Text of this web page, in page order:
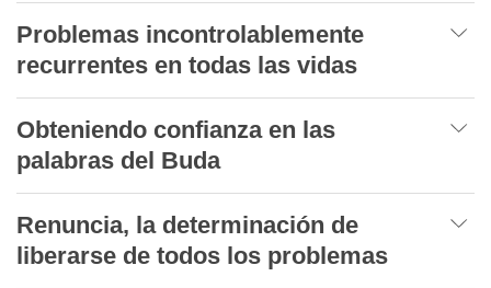
Problemas incontrolablemente
recurrentes en todas las vidas
Obteniendo confianza en las
palabras del Buda
Renuncia, la determinación de
liberarse de todos los problemas